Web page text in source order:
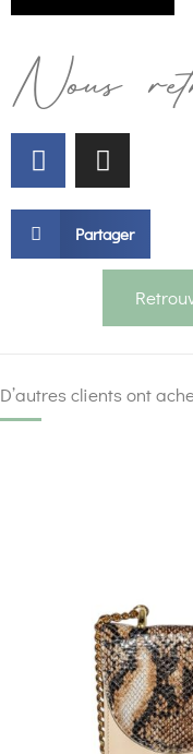
Nous
Partager
D’autres clients ont